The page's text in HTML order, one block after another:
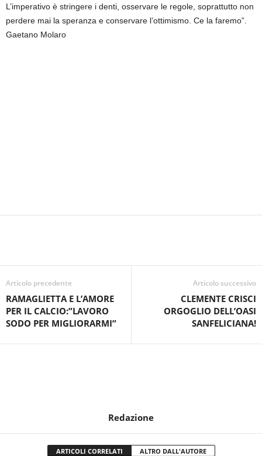
L’imperativo è stringere i denti, osservare le regole, soprattutto non
perdere mai la speranza e conservare l’ottimismo. Ce la faremo”.
Gaetano Molaro
Articolo precedente
RAMAGLIETTA E L’AMORE
PER IL CALCIO:”LAVORO
SODO PER MIGLIORARMI”
Articolo successivo
CLEMENTE CRISCI
ORGOGLIO DELL’OASI
SANFELICIANA!
Redazione
ARTICOLI CORRELATI ALTRO DALL'AUTORE